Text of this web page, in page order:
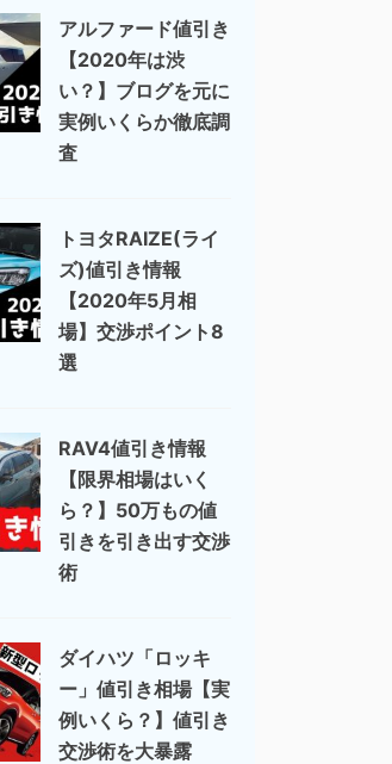
アルファード値引き
【2020年は渋
い？】ブログを元に
実例いくらか徹底調
査
トヨタRAIZE(ライ
ズ)値引き情報
【2020年5月相
場】交渉ポイント8
選
RAV4値引き情報
【限界相場はいく
ら？】50万もの値
引きを引き出す交渉
術
ダイハツ「ロッキ
ー」値引き相場【実
例いくら？】値引き
交渉術を大暴露